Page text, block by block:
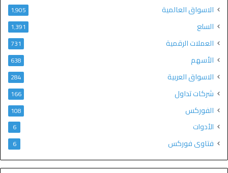
الاسواق العالمية 1٬905
السلع 1٬391
العملات الرقمية 731
الأسهم 638
الاسواق العربية 284
شركات تداول 166
الفوركس 108
الأدوات 6
فتاوى فوركس 6